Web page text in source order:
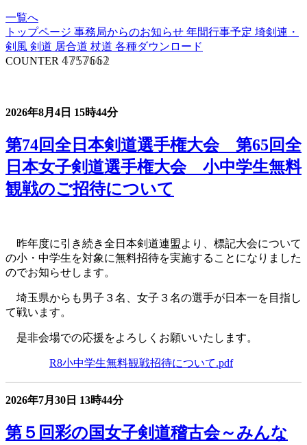
一覧へ
トップページ 事務局からのお知らせ 年間行事予定 埼剣連・
剣風 剣道 居合道 杖道 各種ダウンロード
COUNTER 𝟜𝟟𝟝𝟟𝟞𝟞𝟚
2026年8月4日 15時44分
第74回全日本剣道選手権大会 第65回全
日本女子剣道選手権大会 小中学生無料
観戦のご招待について
昨年度に引き続き全日本剣道連盟より、標記大会について
の小・中学生を対象に無料招待を実施することになりました
のでお知らせします。
埼玉県からも男子３名、女子３名の選手が日本一を目指し
て戦います。
是非会場での応援をよろしくお願いいたします。
R8小中学生無料観戦招待について.pdf
2026年7月30日 13時44分
第５回彩の国女子剣道稽古会～みんな